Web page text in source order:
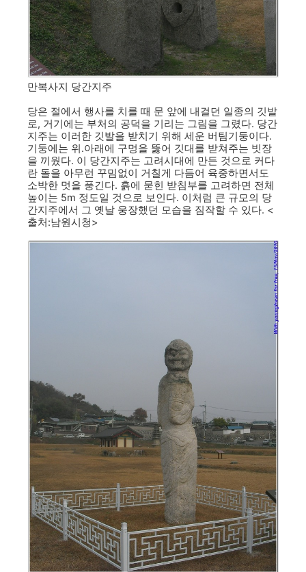
만복사지 당간지주
당은 절에서 행사를 치를 때 문 앞에 내걸던 일종의 깃발
로, 거기에는 부처의 공덕을 기리는 그림을 그렸다. 당간
지주는 이러한 깃발을 받치기 위해 세운 버팀기둥이다.
기둥에는 위.아래에 구멍을 뚫어 깃대를 받쳐주는 빗장
을 끼웠다. 이 당간지주는 고려시대에 만든 것으로 커다
란 돌을 아무런 꾸밈없이 거칠게 다듬어 육중하면서도
소박한 멋을 풍긴다. 흙에 묻힌 받침부를 고려하면 전체
높이는 5m 정도일 것으로 보인다. 이처럼 큰 규모의 당
간지주에서 그 옛날 웅장했던 모습을 짐작할 수 있다. <
출처:남원시청>